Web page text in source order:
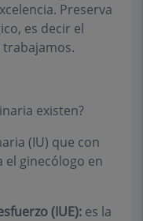
Preserva
es decir el
trabajamos.
existen?
(IU) que con
el ginecólogo en
(IUE): es la